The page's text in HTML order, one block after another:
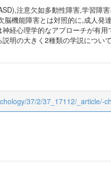
注意欠如多動性障害,学習障
脳機能障害とは対照的に,成人発
経心理学的なアプローチが有
明の大きく2種類の学説につい
37/2/37_17112/_article/-